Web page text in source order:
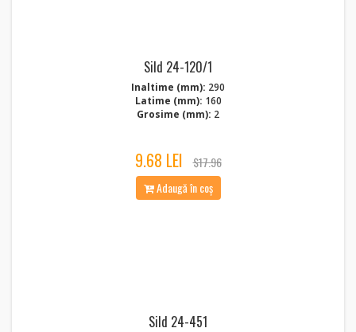
Sild 24-120/1
Inaltime (mm): 290
Latime (mm): 160
Grosime (mm): 2
9.68 LEI
$17.96
Adaugă în coș
Sild 24-451